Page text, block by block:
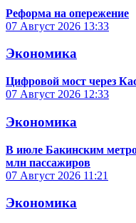
Реформа на опережение
07 Август 2026 13:33
Экономика
Цифровой мост через
07 Август 2026 12:33
Экономика
В июле Бакинским
млн пассажиров
07 Август 2026 11:21
Экономика